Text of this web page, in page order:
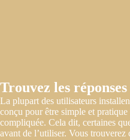
Trouvez les
La plupart des utilisateurs
conçu pour être simple et
compliquée. Cela dit, certaines
avant de l’utiliser. Vous trouverez